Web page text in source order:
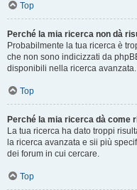
Top
Perché la mia ricerca non dà
Probabilmente la tua ricerca è
che non sono indicizzati da
disponibili nella ricerca avanzata.
Top
Perché la mia ricerca dà come
La tua ricerca ha dato troppi
la ricerca avanzata e sii più
dei forum in cui cercare.
Top